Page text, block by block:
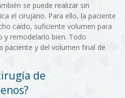
se puede realizar sin
el cirujano. Para ello, la paciente
caído, suficiente volumen para
y remodelarlo bien. Todo
paciente y del volumen final de
de